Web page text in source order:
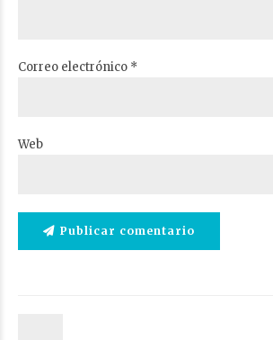
Correo electrónico *
Web
Publicar comentario